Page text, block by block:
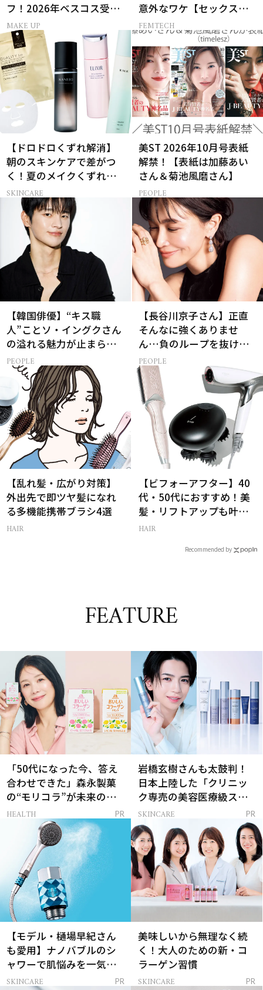
フ！2026年ベスコス受賞
リキッドルージュ3選
MAKE UP
意外なワケ【セックスレ
ス AND THE CITY -女たち
の告白-】
FEMTECH
【ドロドロくずれ解消】
朝のスキンケアで差がつ
く！夏のメイクくずれ防
止術
SKINCARE
美ST 2026年10月号表紙
解禁！【表紙は加藤あい
さん＆菊池風磨さん】
PEOPLE
【韓国俳優】“キス職
人”ことソ・イングクさん
の溢れる魅力が止まらな
い【特別画像集】
PEOPLE
【長谷川京子さん】正直
そんなに強くありませ
ん…負のループを抜ける
15分の習慣とは?
PEOPLE
【乱れ髪・広がり対策】
外出先で即ツヤ髪になれ
る多機能携帯ブラシ4選
HAIR
【ビフォーアフター】40
代・50代におすすめ！美
髪・リフトアップも叶う
最新ヘアケア家電3選
HAIR
Recommended by
FEATURE
「50代になった今、答え
合わせできた」森永製菓
の“モリコラ”が未来のキ
レイを連れてくる！
HEALTH PR
岩橋玄樹さんも太鼓判！
日本上陸した「クリニッ
ク専売の美容医療級スキ
ンケア」
SKINCARE PR
【モデル・樋場早紀さん
も愛用】ナノバブルのシ
ャワーで肌悩みを一気に
解決
SKINCARE PR
美味しいから無理なく続
く！大人のための新・コ
ラーゲン習慣
SKINCARE PR